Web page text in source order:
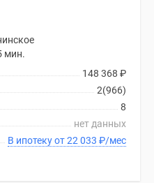
мин.
148 368 ₽
2(966)
8
нет данных
В ипотеку от 22 033 ₽/мес